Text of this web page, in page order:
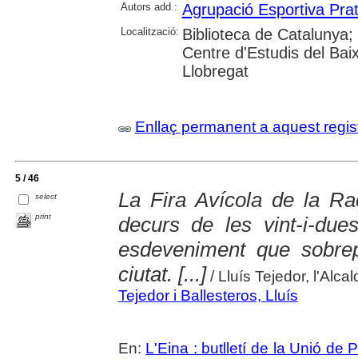
Autors add.: Agrupació Esportiva Prat
Localització: Biblioteca de
Centre d'Estudis del
Llobregat
Enllaç permanent a aquest
5 / 46
select
print
La Fira Avícola de la
decurs de les vint-i-
esdeveniment que
ciutat. [...]/ Lluís Tejedor,
Tejedor i Ballesteros, Lluís
En: L'Eina : butlletí de la Unió de